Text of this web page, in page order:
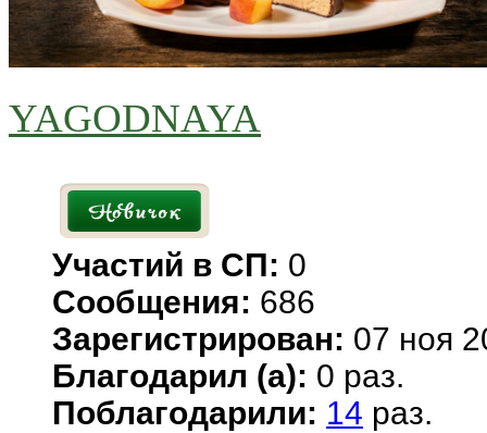
YAGODNAYA
Участий в СП: 0
Сообщения: 686
Зарегистрирован: 07 ноя
Благодарил (а): 0 раз.
Поблагодарили: 14 раз.